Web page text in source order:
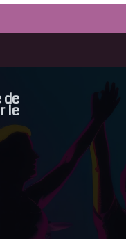
de
le